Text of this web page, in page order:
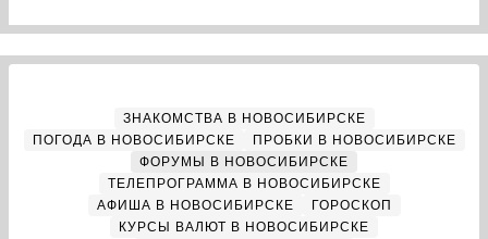
ЗНАКОМСТВА В НОВОСИБИРСКЕ
ПОГОДА В НОВОСИБИРСКЕ
ПРОБКИ В НОВОСИБИРСКЕ
ФОРУМЫ В НОВОСИБИРСКЕ
ТЕЛЕПРОГРАММА В НОВОСИБИРСКЕ
АФИША В НОВОСИБИРСКЕ
ГОРОСКОП
КУРСЫ ВАЛЮТ В НОВОСИБИРСКЕ